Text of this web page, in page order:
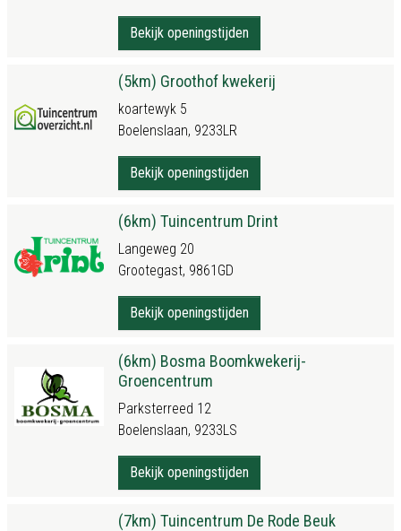
Bekijk openingstijden
(5km) Groothof kwekerij
koartewyk 5
Boelenslaan, 9233LR
Bekijk openingstijden
(6km) Tuincentrum Drint
Langeweg 20
Grootegast, 9861GD
Bekijk openingstijden
(6km) Bosma Boomkwekerij-
Groencentrum
Parksterreed 12
Boelenslaan, 9233LS
Bekijk openingstijden
(7km) Tuincentrum De Rode Beuk